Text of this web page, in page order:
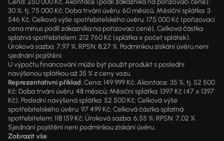
30 %, tj. 75 000 Kč, Doba trvání úvěru: 60 měsíců, Měsíční splátka: 3
546 Kč, Celková výše spotřebitelského úvěru: 175 000 Kč (pořizovací
cena mínus podíl zákazníka na pořizovací ceně), Celková částka
splatná spotřebitelem: 212 760 Kč (splátka x počet splátek),
Úroková sazba: 7,97 %, RPSN: 8,27 %. Podmínkou získání úvěru není
sjednání pojištění.
U výpočtu financování může být použit produkt s poslední
navýšenou splátkou až 35 % z ceny vozu.
Reprezentativní příklad:Cena: 149 999 Kč; Akontace: 35 %, tj. 52 500
Kč; Doba trvání úvěru: 48 měsíců; Měsíční splátka: 1397 Kč (47 x 1397
Kč); Poslední navýšená splátka: 52 500 Kč; Celková výše
spotřebitelského úvěru: 97 499 Kč; Celková částka splatná
spotřebitelem: 118 159 Kč; Úroková sazba: 6,55 %; RPSN: 7,02 %.
Sjednání pojištění není podmínkou získání úvěru.
Zobrazit vše